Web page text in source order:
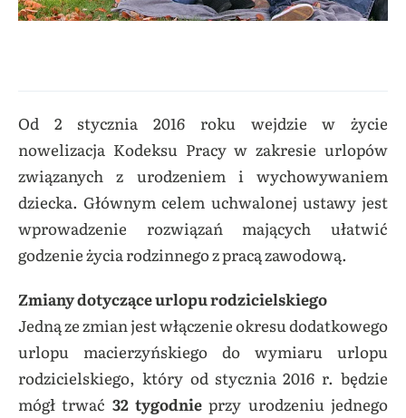
Od 2 stycznia 2016 roku wejdzie w życie
nowelizacja Kodeksu Pracy w zakresie urlopów
związanych z urodzeniem i wychowywaniem
dziecka. Głównym celem uchwalonej ustawy jest
wprowadzenie rozwiązań mających ułatwić
godzenie życia rodzinnego z pracą zawodową.
Zmiany dotyczące urlopu rodzicielskiego
Jedną ze zmian jest włączenie okresu dodatkowego
urlopu macierzyńskiego do wymiaru urlopu
rodzicielskiego, który od stycznia 2016 r. będzie
mógł trwać 32 tygodnie przy urodzeniu jednego